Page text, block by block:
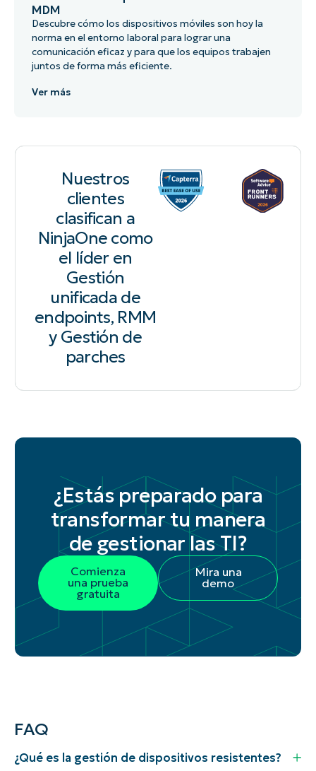
MDM
Descubre cómo los dispositivos móviles son hoy la
norma en el entorno laboral para lograr una
comunicación eficaz y para que los equipos trabajen
juntos de forma más eficiente.
Ver más
Nuestros
clientes
clasifican a
NinjaOne como
el líder en
Gestión
unificada de
endpoints, RMM
y Gestión de
parches
¿Estás preparado para
transformar tu manera
de gestionar las TI?
Comienza
una prueba
gratuita
Mira una
demo
FAQ
¿Qué es la gestión de dispositivos resistentes?